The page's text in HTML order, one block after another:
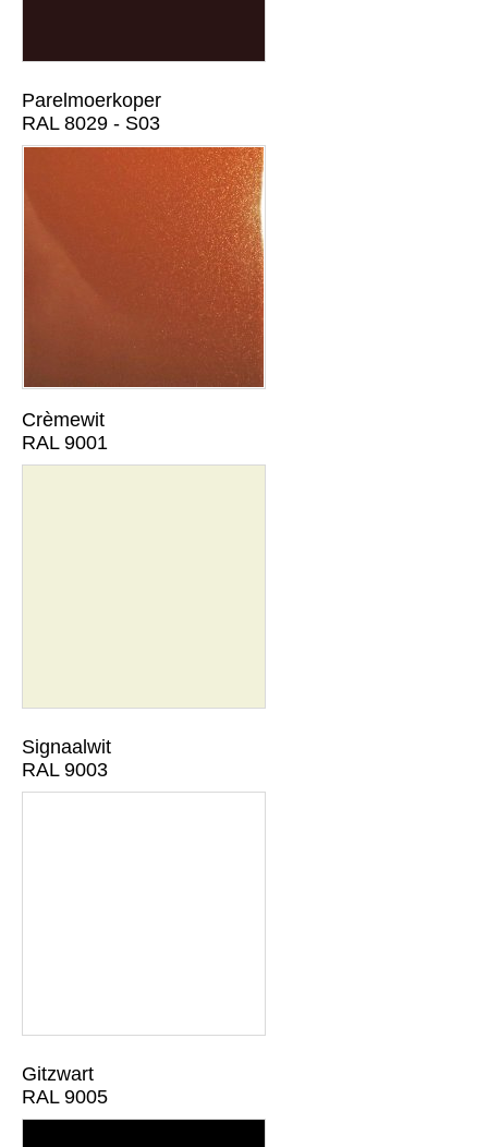
Parelmoerkoper
RAL 8029 - S03
Crèmewit
RAL 9001
Signaalwit
RAL 9003
Gitzwart
RAL 9005